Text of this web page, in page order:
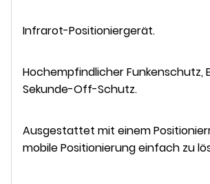
Infrarot-Positioniergerät.
Hochempfindlicher Funkenschutz,
Sekunde-Off-Schutz.
Ausgestattet mit einem
mobile Positionierung einfach zu